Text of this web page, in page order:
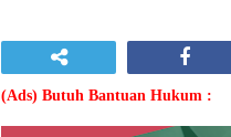
(Ads) Butuh Bantuan Hukum :